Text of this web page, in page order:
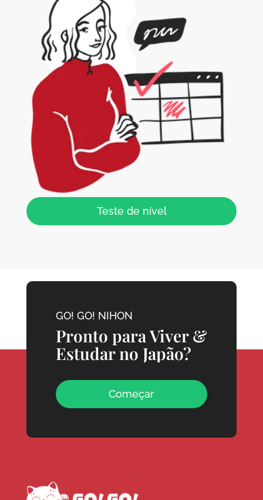
Teste de nível
GO! GO! NIHON
Pronto para Viver &
Estudar no Japão?
Começar